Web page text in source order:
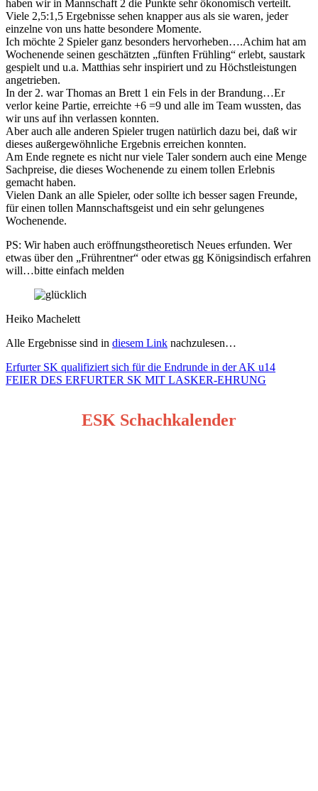
haben wir in Mannschaft 2 die Punkte sehr ökonomisch verteilt.
Viele 2,5:1,5 Ergebnisse sehen knapper aus als sie waren, jeder
einzelne von uns hatte besondere Momente.
Ich möchte 2 Spieler ganz besonders hervorheben….Achim hat am
Wochenende seinen geschätzten „fünften Frühling“ erlebt, saustark
gespielt und u.a. Matthias sehr inspiriert und zu Höchstleistungen
angetrieben.
In der 2. war Thomas an Brett 1 ein Fels in der Brandung…Er
verlor keine Partie, erreichte +6 =9 und alle im Team wussten, das
wir uns auf ihn verlassen konnten.
Aber auch alle anderen Spieler trugen natürlich dazu bei, daß wir
dieses außergewöhnliche Ergebnis erreichen konnten.
Am Ende regnete es nicht nur viele Taler sondern auch eine Menge
Sachpreise, die dieses Wochenende zu einem tollen Erlebnis
gemacht haben.
Vielen Dank an alle Spieler, oder sollte ich besser sagen Freunde,
für einen tollen Mannschaftsgeist und ein sehr gelungenes
Wochenende.
PS: Wir haben auch eröffnungstheoretisch Neues erfunden. Wer
etwas über den „Frührentner“ oder etwas gg Königsindisch erfahren
will…bitte einfach melden
Heiko Machelett
Alle Ergebnisse sind in diesem Link nachzulesen…
Beitragsnavigation
Erfurter SK qualifiziert sich für die Endrunde in der AK u14
FEIER DES ERFURTER SK MIT LASKER-EHRUNG
ESK Schachkalender